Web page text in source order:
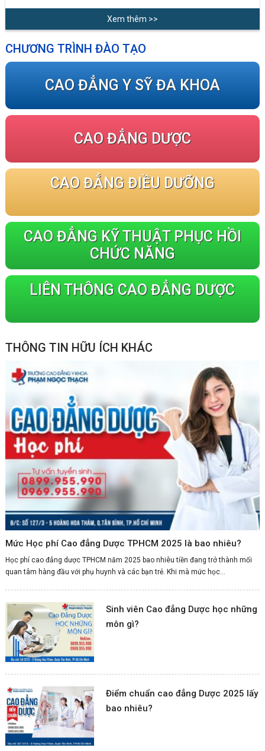
Xem thêm >>
CHƯƠNG TRÌNH ĐÀO TẠO
CAO ĐẲNG Y SỸ ĐA KHOA
CAO ĐẲNG DƯỢC
CAO ĐẲNG ĐIỀU DƯỠNG
CAO ĐẲNG KỸ THUẬT PHỤC HỒI
CHỨC NĂNG
LIÊN THÔNG CAO ĐẲNG DƯỢC
THÔNG TIN HỮU ÍCH KHÁC
Mức Học phí Cao đẳng Dược TPHCM 2025 là bao nhiêu?
Học phí cao đẳng dược TPHCM năm 2025 bao nhiêu tiền đang trở thành mối
quan tâm hàng đầu với phụ huynh và các bạn trẻ. Khi mà mức học...
Sinh viên Cao đẳng Dược học những
môn gì?
Điểm chuẩn cao đẳng Dược 2025 lấy
bao nhiêu?